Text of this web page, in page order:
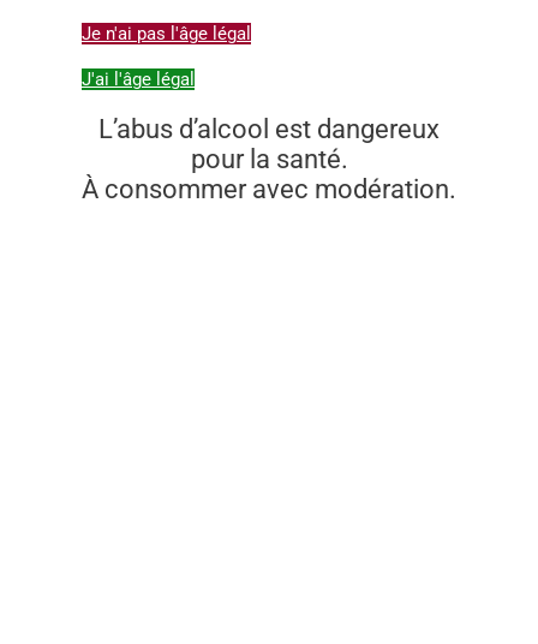
Je n'ai pas l'âge légal
J'ai l'âge légal
L’abus d’alcool est dangereux
pour la santé.
À consommer avec modération.